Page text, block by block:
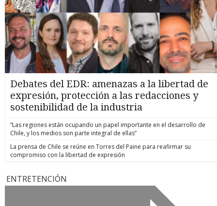
Debates del EDR: amenazas a la libertad de
expresión, protección a las redacciones y
sostenibilidad de la industria
“Las regiones están ocupando un papel importante en el desarrollo de
Chile, y los medios son parte integral de ellas”
La prensa de Chile se reúne en Torres del Paine para reafirmar su
compromiso con la libertad de expresión
ENTRETENCIÓN